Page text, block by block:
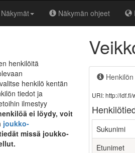
Näkymät Näkymän ohjeet
henkilöitä
henkilö kentän
tiedot ja
ilmestyy
ei löydy, voit
joukko-
missä joukko-
URI: http://
Sukunimi
Etunimet